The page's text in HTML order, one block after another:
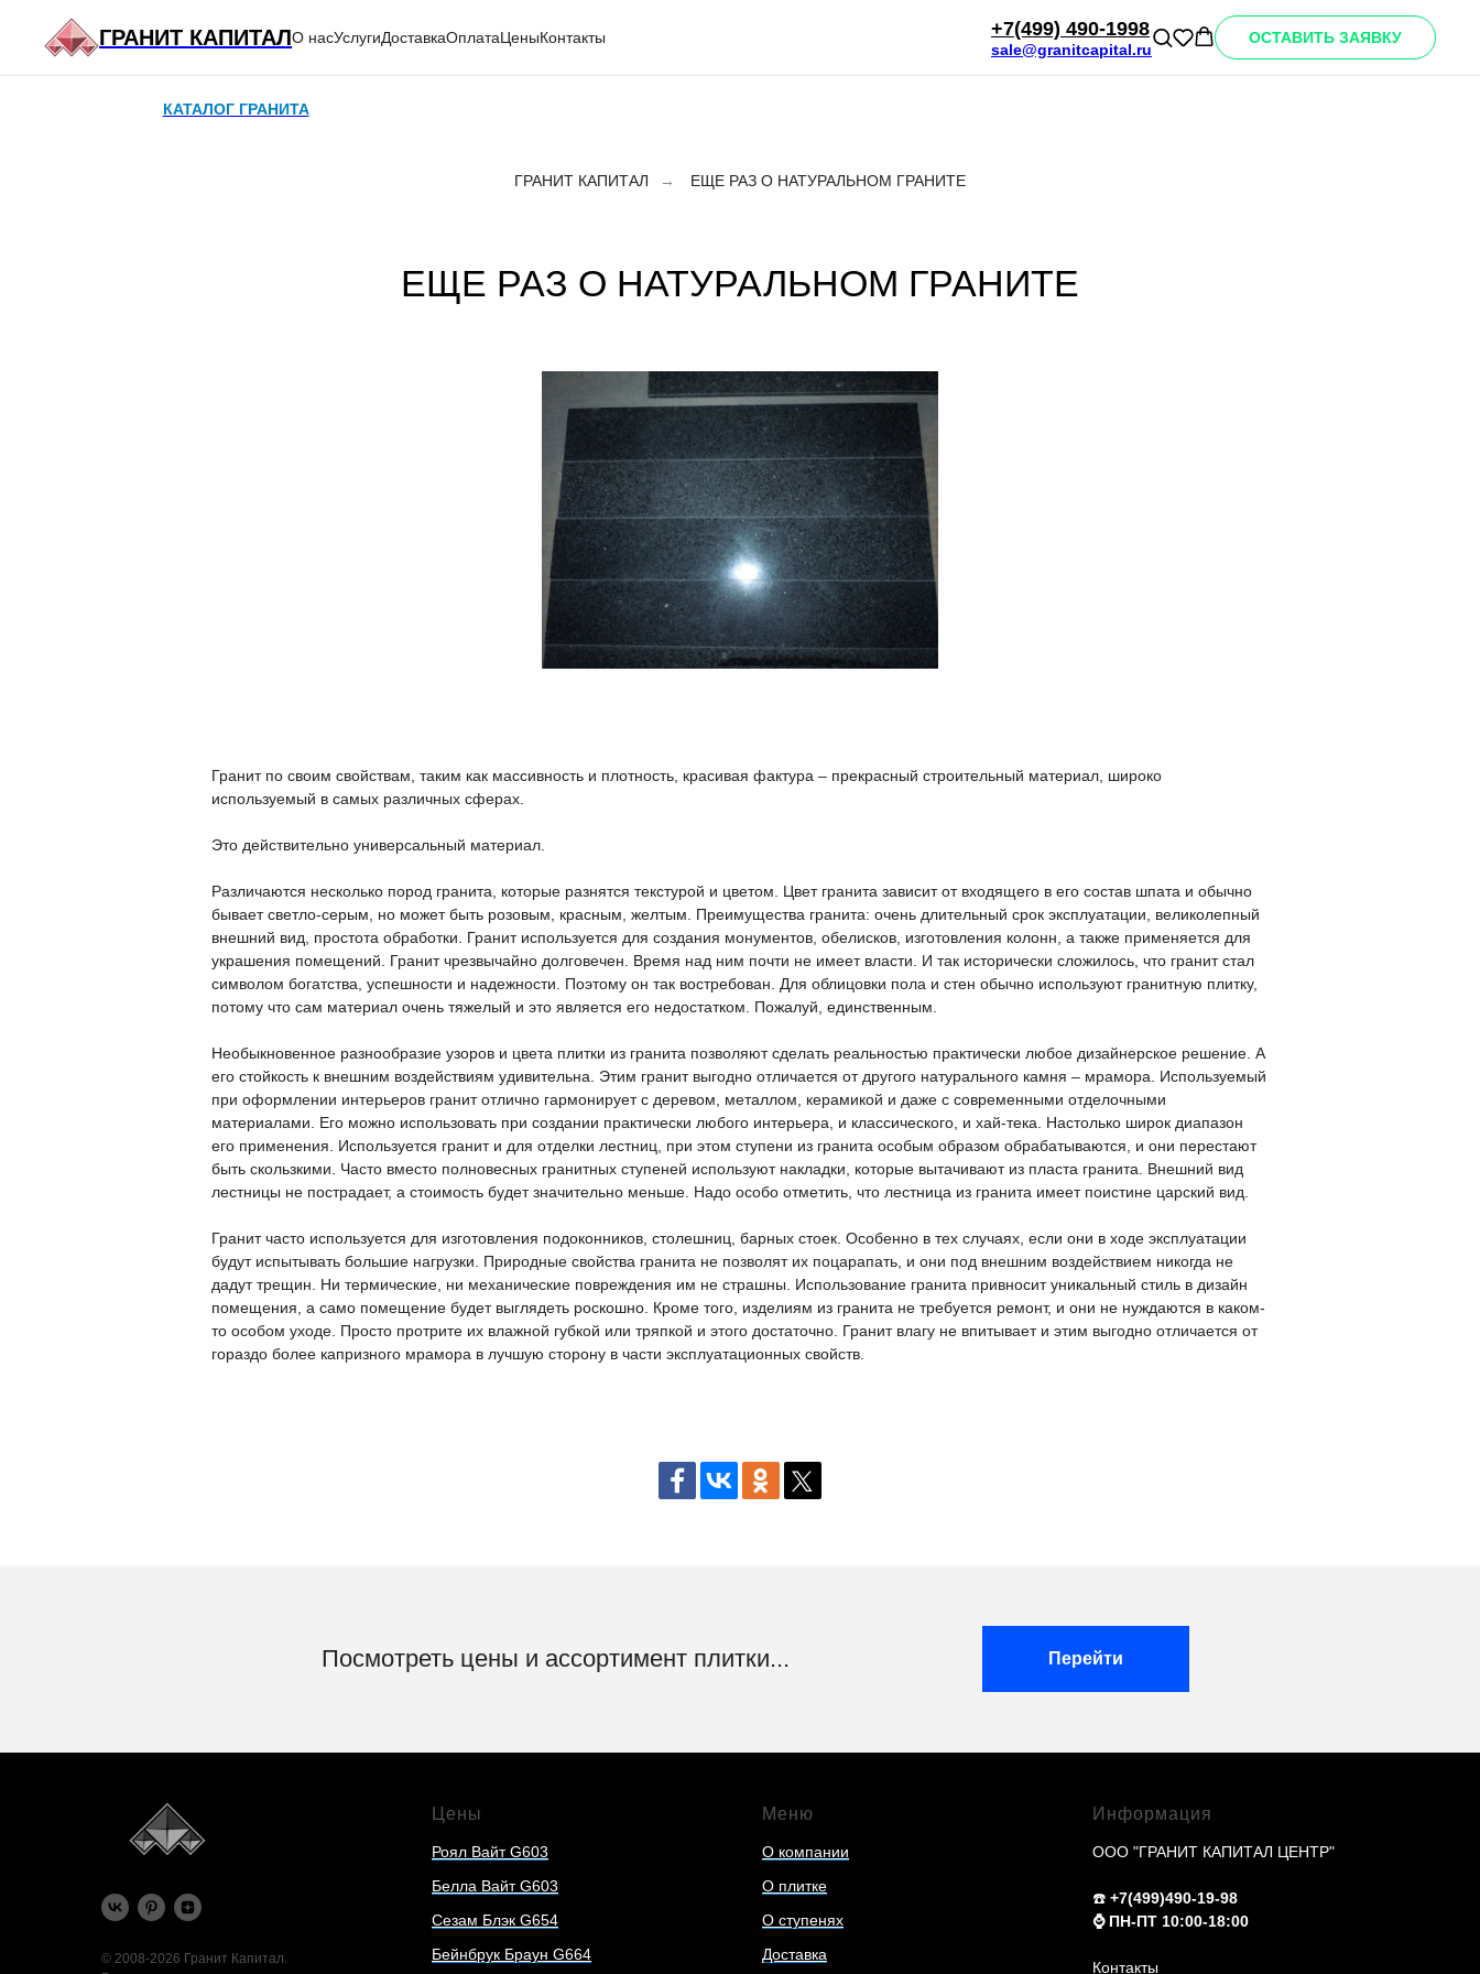
ГРАНИТ КАПИТАЛО насУслугиДоставкаОплатаЦеныКонтакты +7(499) 490-1998
sale@granitcapital.ru
ОСТАВИТЬ ЗАЯВКУ
КАТАЛОГ ГРАНИТА
ГРАНИТ КАПИТАЛ → ЕЩЕ РАЗ О НАТУРАЛЬНОМ ГРАНИТЕ
ЕЩЕ РАЗ О НАТУРАЛЬНОМ ГРАНИТЕ
Гранит по своим свойствам, таким как массивность и плотность, красивая фактура – прекрасный строительный материал, широко
используемый в самых различных сферах.
Это действительно универсальный материал.
Различаются несколько пород гранита, которые разнятся текстурой и цветом. Цвет гранита зависит от входящего в его состав шпата и обычно
бывает светло-серым, но может быть розовым, красным, желтым. Преимущества гранита: очень длительный срок эксплуатации, великолепный
внешний вид, простота обработки. Гранит используется для создания монументов, обелисков, изготовления колонн, а также применяется для
украшения помещений. Гранит чрезвычайно долговечен. Время над ним почти не имеет власти. И так исторически сложилось, что гранит стал
символом богатства, успешности и надежности. Поэтому он так востребован. Для облицовки пола и стен обычно используют гранитную плитку,
потому что сам материал очень тяжелый и это является его недостатком. Пожалуй, единственным.
Необыкновенное разнообразие узоров и цвета плитки из гранита позволяют сделать реальностью практически любое дизайнерское решение. А
его стойкость к внешним воздействиям удивительна. Этим гранит выгодно отличается от другого натурального камня – мрамора. Используемый
при оформлении интерьеров гранит отлично гармонирует с деревом, металлом, керамикой и даже с современными отделочными
материалами. Его можно использовать при создании практически любого интерьера, и классического, и хай-тека. Настолько широк диапазон
его применения. Используется гранит и для отделки лестниц, при этом ступени из гранита особым образом обрабатываются, и они перестают
быть скользкими. Часто вместо полновесных гранитных ступеней используют накладки, которые вытачивают из пласта гранита. Внешний вид
лестницы не пострадает, а стоимость будет значительно меньше. Надо особо отметить, что лестница из гранита имеет поистине царский вид.
Гранит часто используется для изготовления подоконников, столешниц, барных стоек. Особенно в тех случаях, если они в ходе эксплуатации
будут испытывать большие нагрузки. Природные свойства гранита не позволят их поцарапать, и они под внешним воздействием никогда не
дадут трещин. Ни термические, ни механические повреждения им не страшны. Использование гранита привносит уникальный стиль в дизайн
помещения, а само помещение будет выглядеть роскошно. Кроме того, изделиям из гранита не требуется ремонт, и они не нуждаются в каком-
то особом уходе. Просто протрите их влажной губкой или тряпкой и этого достаточно. Гранит влагу не впитывает и этим выгодно отличается от
гораздо более капризного мрамора в лучшую сторону в части эксплуатационных свойств.
Посмотреть цены и ассортимент плитки... Перейти
© 2008-2026 Гранит Капитал.
Цены
Роял Вайт G603
Белла Вайт G603
Сезам Блэк G654
Бейнбрук Браун G664
Меню
О компании
О плитке
О ступенях
Доставка
Информация
ООО "ГРАНИТ КАПИТАЛ ЦЕНТР"
☎️ +7(499)490-19-98
⌚️ ПН-ПТ 10:00-18:00
Контакты